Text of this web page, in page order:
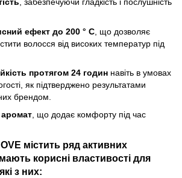
, забезпечуючи гладкість і послушність
ефект до 200 ° С , що дозволяє
волосся від високих температур під
протягом 24 годин навіть в умовах
як підтверджено результатами
брендом.
, що додає комфорту під час
містить ряд активних
мають корисні властивості для
з них: